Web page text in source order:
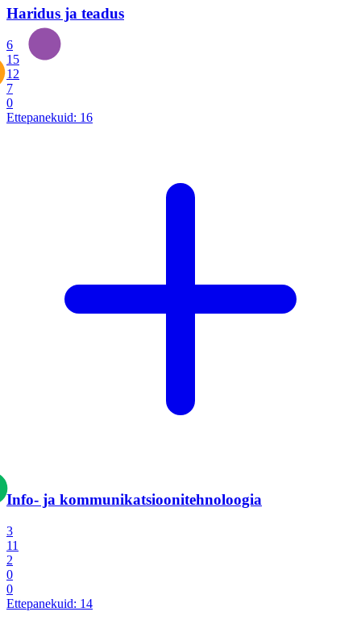
Haridus ja teadus
6
15
12
7
0
Ettepanekuid: 16
Info- ja kommunikatsiooni­tehnoloogia
3
11
2
0
0
Ettepanekuid: 14